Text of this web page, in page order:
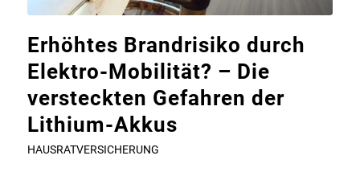
Erhöhtes Brandrisiko durch
Elektro-Mobilität? – Die
versteckten Gefahren der
Lithium-Akkus
HAUSRATVERSICHERUNG